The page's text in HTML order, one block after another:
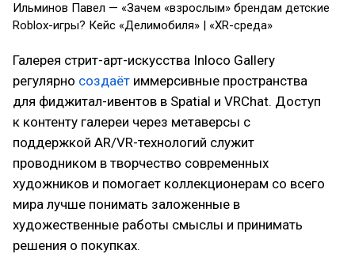
Ильминов Павел — «Зачем «взрослым» брендам детские
Roblox-игры? Кейс «Делимобиля» | «XR-среда»
Галерея стрит-арт-искусства Inloco Gallery
регулярно создаёт иммерсивные пространства
для фиджитал-ивентов в Spatial и VRChat. Доступ
к контенту галереи через метаверсы с
поддержкой AR/VR-технологий служит
проводником в творчество современных
художников и помогает коллекционерам со всего
мира лучше понимать заложенные в
художественные работы смыслы и принимать
решения о покупках.